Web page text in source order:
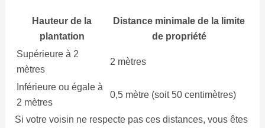
Hauteur de la
plantation
Distance minimale de la limite
de propriété
Supérieure à 2
mètres
2 mètres
Inférieure ou égale à
2 mètres
0,5 mètre (soit 50 centimètres)
Si votre voisin ne respecte pas ces distances, vous êtes